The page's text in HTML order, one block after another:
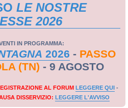
LE NOSTRE
2026
IN PROGRAMMA:
2026 - PASSO
(TN) - 9 AGOSTO
AL FORUM LEGGERE QUI -
DISSERVIZIO: LEGGERE L'AVVISO